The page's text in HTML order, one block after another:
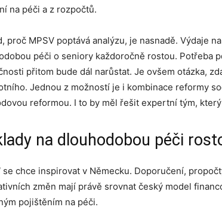
na péči a z rozpočtů.
proč MPSV poptává analýzu, je nasnadě. Výdaje
péči o seniory každoročně rostou. Potřeba
přitom bude dál narůstat. Je ovšem otázka,
Jednou z možností je i kombinace reformy
reformou. I to by měl řešit expertní tým, který
na dlouhodobou péči
se chce inspirovat v Německu. Doporučení,
změn mají právě srovnat český model
pojištěním na péči.